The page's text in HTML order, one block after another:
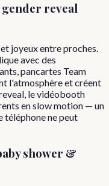
reveal
joyeux entre proches.
avec des
pancartes Team
l'atmosphère et créent
le vidéobooth
en slow motion — un
téléphone ne peut
shower &